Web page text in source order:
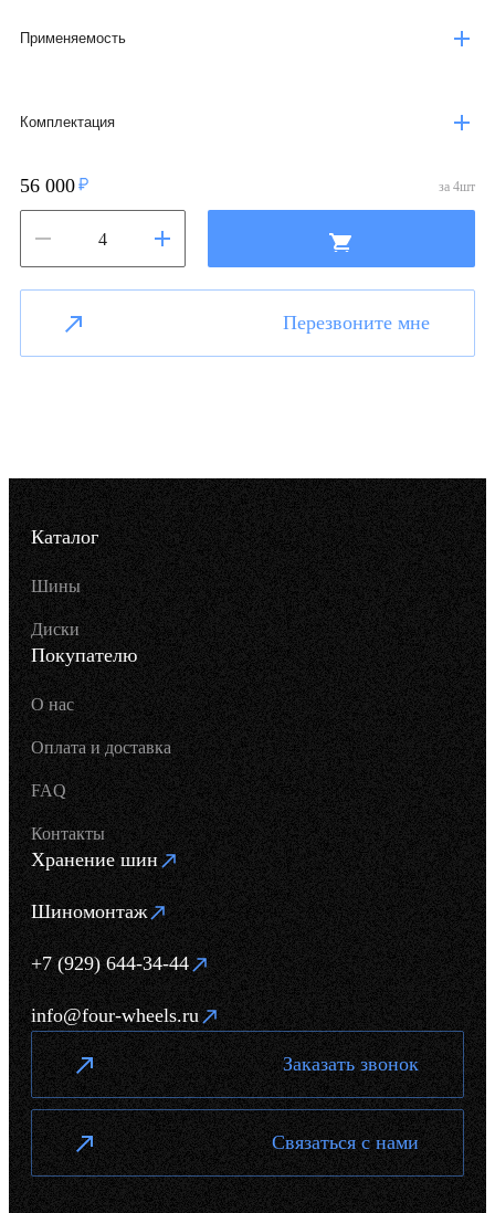
Применяемость
Комплектация
56 000 за 4шт
Перезвоните мне
Каталог
Шины
Диски
Покупателю
О нас
Оплата и доставка
FAQ
Контакты
Хранение шин
Шиномонтаж
+7 (929) 644-34-44
info@four-wheels.ru
Заказать звонок
Связаться с нами